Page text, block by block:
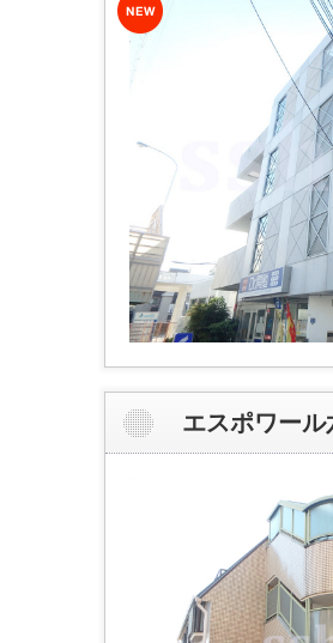
エスポワー